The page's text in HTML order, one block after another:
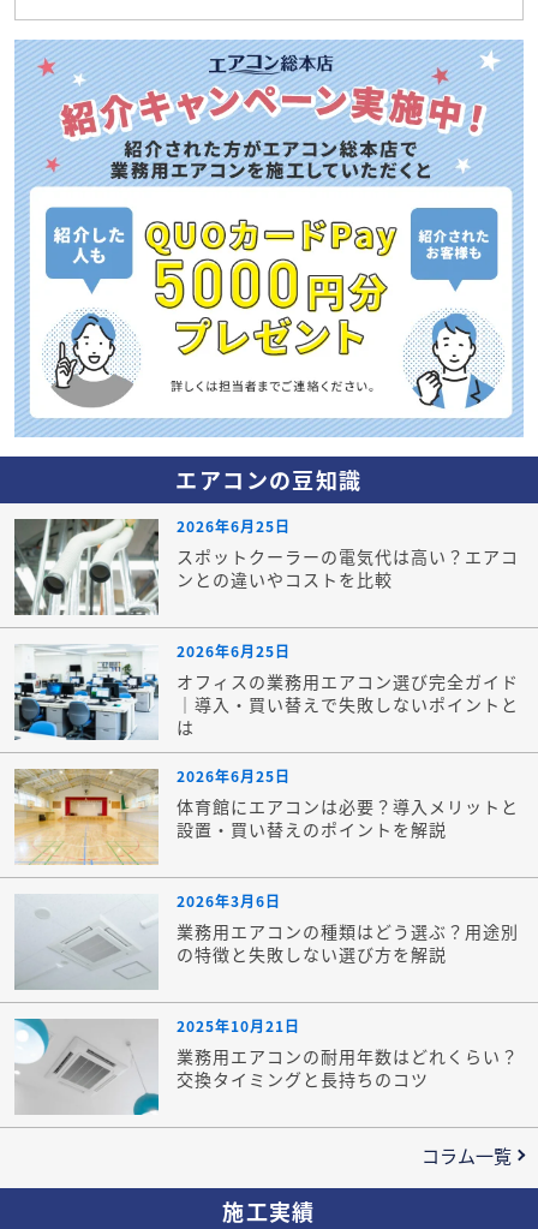
エアコンの豆知識
2026年6月25日
スポットクーラーの電気代は高い？エアコ
ンとの違いやコストを比較
2026年6月25日
オフィスの業務用エアコン選び完全ガイド
｜導入・買い替えで失敗しないポイントと
は
2026年6月25日
体育館にエアコンは必要？導入メリットと
設置・買い替えのポイントを解説
2026年3月6日
業務用エアコンの種類はどう選ぶ？用途別
の特徴と失敗しない選び方を解説
2025年10月21日
業務用エアコンの耐用年数はどれくらい？
交換タイミングと長持ちのコツ
コラム一覧
施工実績